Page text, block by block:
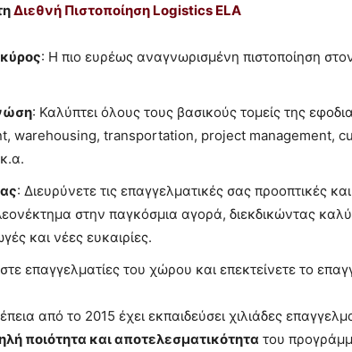
Διεθνή Πιστοποίηση Logistics ELA
: Η πιο ευρέως αναγνωρισμένη πιστοποίηση
: Καλύπτει όλους τους βασικούς τομείς της
warehousing, transportation, project management,
: Διευρύνετε τις επαγγελματικές σας προοπτικές
στην παγκόσμια αγορά, διεκδικώντας
και νέες ευκαιρίες.
επαγγελματίες του χώρου και επεκτείνετε το
από το 2015 έχει εκπαιδεύσει χιλιάδες
ποιότητα και αποτελεσματικότητα του